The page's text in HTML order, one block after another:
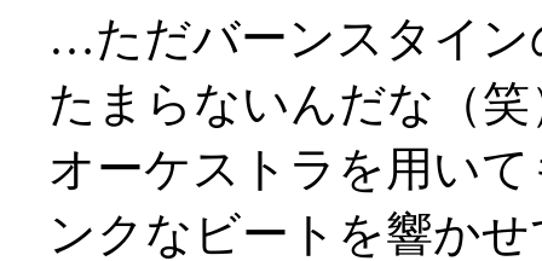
…ただバーンスタイン
たまらないんだな（笑
オーケストラを用い
ンクなビートを響か